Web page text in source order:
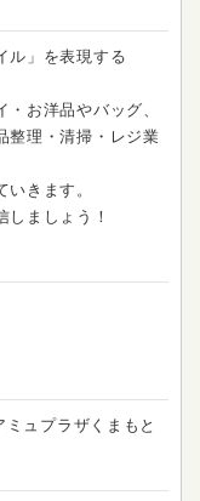
ル」を表現する
お洋品やバッグ、
整理・清掃・レジ業
きます。
しましょう！
ュプラザくまもと